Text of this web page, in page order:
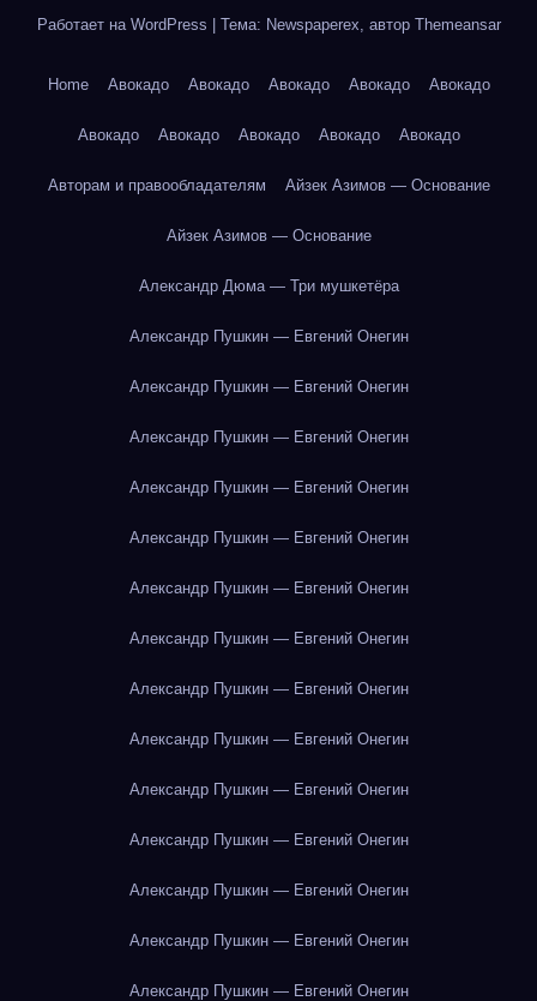
Работает на WordPress Тема: Newspaperex, автор Themeansar
Home Авокадо Авокадо Авокадо Авокадо Авокадо
Авокадо Авокадо Авокадо Авокадо Авокадо
Авторам и правообладателям Айзек Азимов — Основание
Айзек Азимов — Основание
Александр Дюма — Три мушкетёра
Александр Пушкин — Евгений Онегин
Александр Пушкин — Евгений Онегин
Александр Пушкин — Евгений Онегин
Александр Пушкин — Евгений Онегин
Александр Пушкин — Евгений Онегин
Александр Пушкин — Евгений Онегин
Александр Пушкин — Евгений Онегин
Александр Пушкин — Евгений Онегин
Александр Пушкин — Евгений Онегин
Александр Пушкин — Евгений Онегин
Александр Пушкин — Евгений Онегин
Александр Пушкин — Евгений Онегин
Александр Пушкин — Евгений Онегин
Александр Пушкин — Евгений Онегин